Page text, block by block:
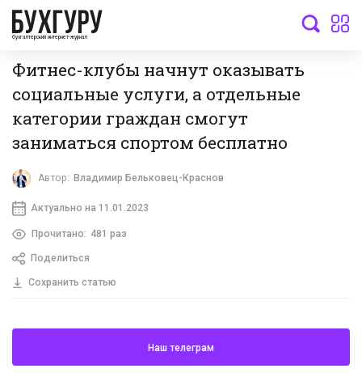
бухгалтерский интернет-журнал
Фитнес-клубы начнут оказывать
социальные услуги, а отдельные
категории граждан смогут
заниматься спортом бесплатно
Автор: Владимир Бельковец-Краснов
Актуально на 11.01.2023
Прочитано: 481 раз
Поделиться
Сохранить статью
Наш телеграм